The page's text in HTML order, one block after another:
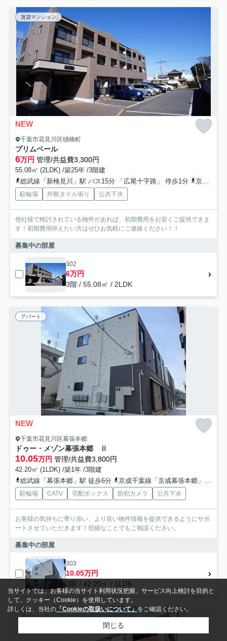
賃貸マンション
NEW
千葉市花見川区犢橋町
プリムベール
6万円 管理/共益費3,300円
55.08㎡ (2LDK) /築25年 /3階建
総武線「新検見川」駅 バス15分 「広尾十字路」 停歩1分
京成本線「八千代台」駅 バス21分 「広尾十字路」 停歩1分
駐輪場 外観タイル張り 公共下水
他社様で検討されている物件があれば、初期費用をお安くご提供できま
す！初期費用抑えたい方はぜひお気軽にご連絡ください！！
募集中の部屋
302
6万円
3階 / 55.08㎡ / 2LDK
アパート
NEW
千葉市花見川区幕張本郷
ドゥー・メゾン幕張本郷 Ⅱ
10.05万円 管理/共益費3,800円
42.20㎡ (1LDK) /築1年 /3階建
総武線「幕張本郷」駅 徒歩6分
京成千葉線「京成幕張本郷」駅 徒歩6分
駐輪場 CATV 宅配ボックス 防犯カメラ 公共下水
お客様の気持ちに寄り添い、より良い物件情報を提供できるようにサポ
ートさせていただきます！些細なことでもご相談ください。
募集中の部屋
303
10.05万円
3階 / 42.20㎡ / 1LDK
アパート
当サイトでは、お客様の当サイト利用状況把握、サービス向上検討を目的と
して、クッキー（Cookie）を使用しています。
詳しくは、当社の 「Cookieの取扱いについて」 をご確認ください。
閉じる